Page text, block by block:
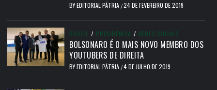
BYEDITORIAL PÁTRIA /24 DE FEVEREIRO DE 2019
BRASIL / PRESIDÊNCIA / REDES SOCIAIS
BOLSONARO É O MAIS NOVO MEMBRO DOS
YOUTUBERS DE DIREITA
BYEDITORIAL PÁTRIA /4 DE JULHO DE 2019